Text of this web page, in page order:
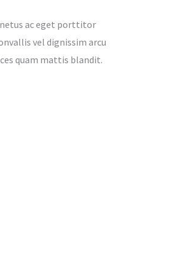
ac eget porttitor
vel dignissim arcu
quam mattis blandit.